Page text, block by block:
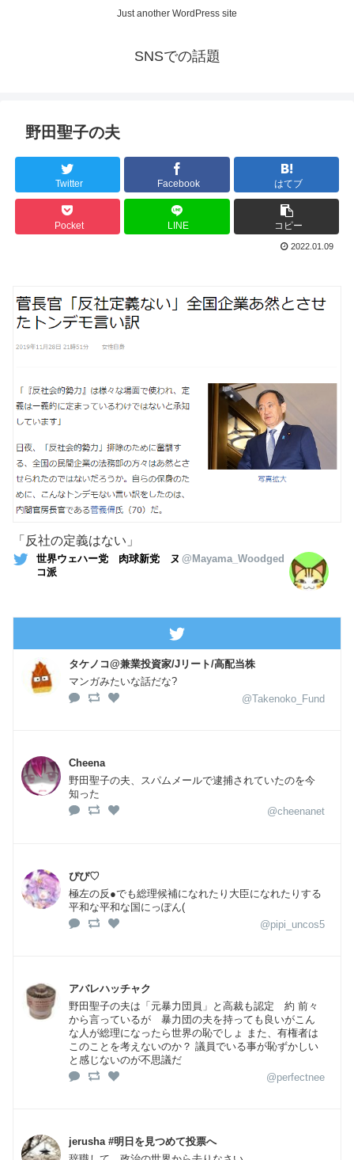
Just another WordPress site
SNSでの話題
野田聖子の夫
Twitter Facebook はてブ
Pocket LINE コピー
2022.01.09
「反社の定義はない」
世界ウェハー党 肉球新党 ヌ
コ派
@Mayama_Woodged
タケノコ@兼業投資家/Jリート/高配当株
マンガみたいな話だな?
@Takenoko_Fund
Cheena
野田聖子の夫、スパムメールで逮捕されていたのを今
知った
@cheenanet
ぴぴ♡
極左の反●でも総理候補になれたり大臣になれたりする
平和な平和な国にっぽん(
@pipi_uncos5
アバレハッチャク
野田聖子の夫は「元暴力団員」と高裁も認定 約 前々
から言っているが 暴力団の夫を持っても良いがこん
な人が総理になったら世界の恥でしょ また、有権者は
このことを考えないのか？ 議員でいる事が恥ずかしい
と感じないのが不思議だ
@perfectnee
jerusha #明日を見つめて投票へ